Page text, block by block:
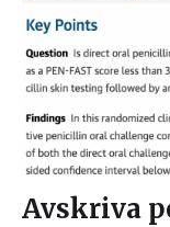
Avskriva